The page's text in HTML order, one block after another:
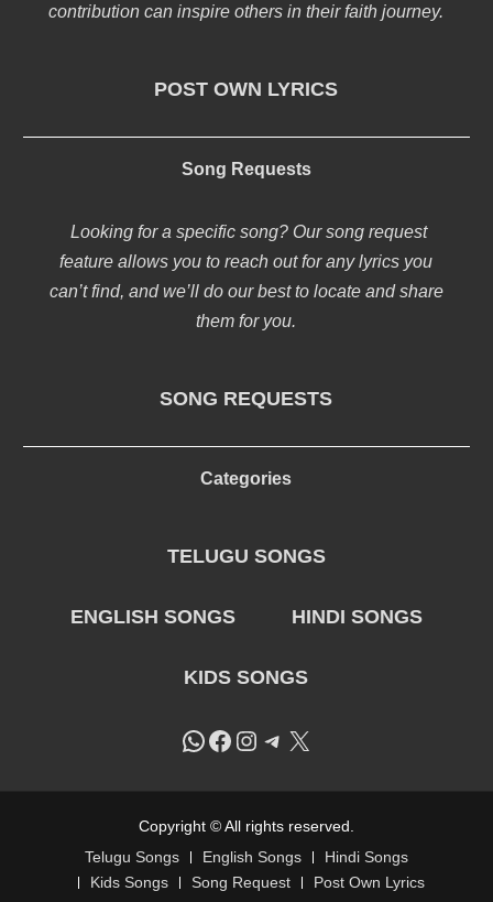
contribution can inspire others in their faith journey.
POST OWN LYRICS
Song Requests
Looking for a specific song? Our song request
feature allows you to reach out for any lyrics you
can’t find, and we’ll do our best to locate and share
them for you.
SONG REQUESTS
Categories
TELUGU SONGS
ENGLISH SONGS HINDI SONGS
KIDS SONGS
WhatsApp
Facebook
Instagram
Telegram
X
Copyright © All rights reserved.
Telugu Songs
English Songs
Hindi Songs
Kids Songs
Song Request
Post Own Lyrics